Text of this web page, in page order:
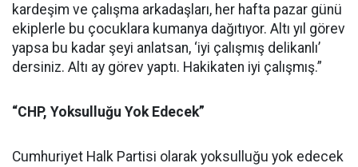
kardeşim ve çalışma arkadaşları, her hafta pazar günü
ekiplerle bu çocuklara kumanya dağıtıyor. Altı yıl görev
yapsa bu kadar şeyi anlatsan, ‘iyi çalışmış delikanlı’
dersiniz. Altı ay görev yaptı. Hakikaten iyi çalışmış.”
“CHP, Yoksulluğu Yok Edecek”
Cumhuriyet Halk Partisi olarak yoksulluğu yok edecek